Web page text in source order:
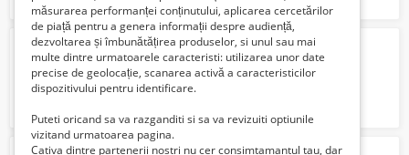
fabrica pieseauto
1600 Euro €
măsurarea performanței conținutului, aplicarea cercetărilor
de piață pentru a genera informații despre audiență,
dezvoltarea și îmbunătățirea produselor, si unul sau mai
multe dintre urmatoarele caracteristi: utilizarea unor date
precise de geolocație, scanarea activă a caracteristicilor
dispozitivului pentru identificare.
Puteti oricand sa va razganditi si sa va revizuiti optiunile
vizitand urmatoarea pagina.
Cativa dintre partenerii nostri nu cer consimtamantul tau, dar